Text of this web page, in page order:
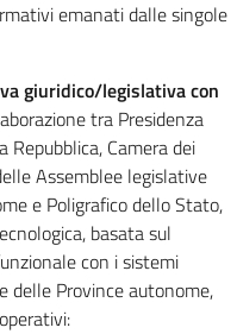
emanati dalle singole
giuridico/legislativa con
tra Presidenza
Camera dei
Assemblee legislative
e Poligrafico dello Stato,
basata sul
con i sistemi
delle Province autonome,